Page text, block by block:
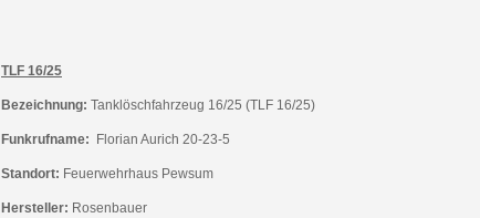
TLF 16/25
Bezeichnung: Tanklöschfahrzeug 16/25 (TLF 16/25)
Funkrufname: Florian Aurich 20-23-5
Standort: Feuerwehrhaus Pewsum
Hersteller: Rosenbauer